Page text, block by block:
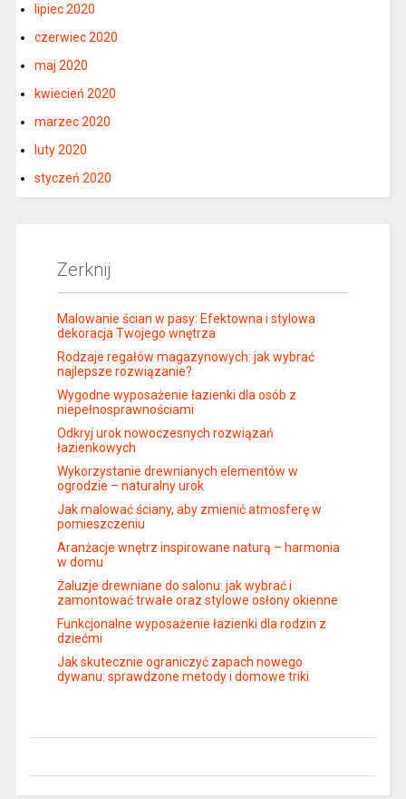
lipiec 2020
czerwiec 2020
maj 2020
kwiecień 2020
marzec 2020
luty 2020
styczeń 2020
Zerknij
Malowanie ścian w pasy: Efektowna i stylowa
dekoracja Twojego wnętrza
Rodzaje regałów magazynowych: jak wybrać
najlepsze rozwiązanie?
Wygodne wyposażenie łazienki dla osób z
niepełnosprawnościami
Odkryj urok nowoczesnych rozwiązań
łazienkowych
Wykorzystanie drewnianych elementów w
ogrodzie – naturalny urok
Jak malować ściany, aby zmienić atmosferę w
pomieszczeniu
Aranżacje wnętrz inspirowane naturą – harmonia
w domu
Żaluzje drewniane do salonu: jak wybrać i
zamontować trwałe oraz stylowe osłony okienne
Funkcjonalne wyposażenie łazienki dla rodzin z
dziećmi
Jak skutecznie ograniczyć zapach nowego
dywanu: sprawdzone metody i domowe triki